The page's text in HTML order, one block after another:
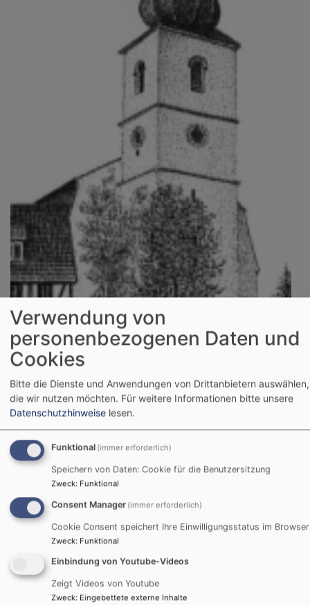
So, 16.8. 10 Uhr
Festgottesdienst zur Kirchweih, zeitgleich Kerwa
Kindergottesdienst
Trautskirchen St. Laurentius-Kirche
Verwendung von
personenbezogenen Daten und
Cookies
Bitte die Dienste und Anwendungen von Drittanbietern auswählen,
die wir nutzen möchten. Für weitere Informationen bitte unsere
Datenschutzhinweise lesen.
Funktional (immer erforderlich)
Speichern von Daten: Cookie für die Benutzersitzung
Zweck: Funktional
Consent Manager (immer erforderlich)
Cookie Consent speichert Ihre Einwilligungsstatus im Browser
Zweck: Funktional
Einbindung von Youtube-Videos
Zeigt Videos von Youtube
Zweck: Eingebettete externe Inhalte